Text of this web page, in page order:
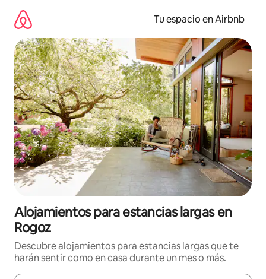
contenido
Tu espacio en Airbnb
Alojamientos para estancias largas en
Rogoz
Descubre alojamientos para estancias largas que te
harán sentir como en casa durante un mes o más.